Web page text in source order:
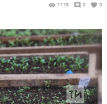
1178 0 0